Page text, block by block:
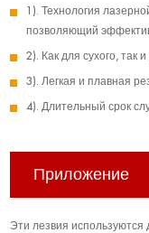
1). Технология
позволяющий
2). Как для сухого, так
3). Легкая и плавная
4). Длительный срок
Приложение
Эти лезвия используются